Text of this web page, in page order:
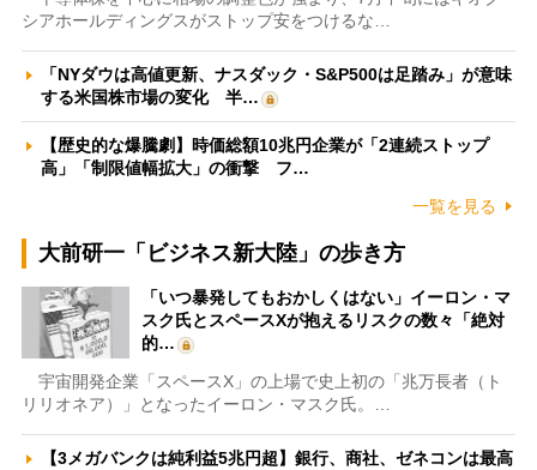
シアホールディングスがストップ安をつけるな…
「NYダウは高値更新、ナスダック・S&P500は足踏み」が意味
する米国株市場の変化 半…
【歴史的な爆騰劇】時価総額10兆円企業が「2連続ストップ
高」「制限値幅拡大」の衝撃 フ…
一覧を見る
大前研一「ビジネス新大陸」の歩き方
「いつ暴発してもおかしくはない」イーロン・マ
スク氏とスペースXが抱えるリスクの数々「絶対
的…
宇宙開発企業「スペースX」の上場で史上初の「兆万長者（ト
リリオネア）」となったイーロン・マスク氏。…
【3メガバンクは純利益5兆円超】銀行、商社、ゼネコンは最高